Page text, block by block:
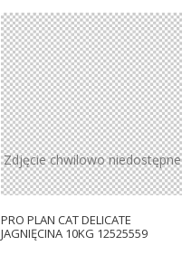
Zdjęcie chwilowo niedostępne
PRO PLAN CAT DELICATE
JAGNIĘCINA 10KG 12525559